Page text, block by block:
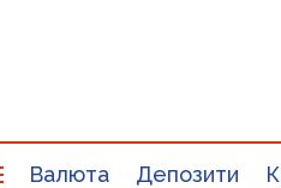
Валюта Депозити